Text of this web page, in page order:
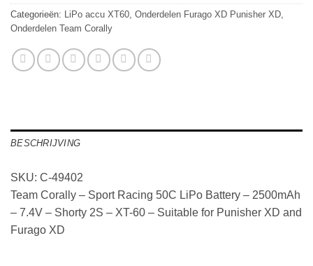
Categorieën: LiPo accu XT60, Onderdelen Furago XD Punisher XD,
Onderdelen Team Corally
BESCHRIJVING
SKU: C-49402
Team Corally – Sport Racing 50C LiPo Battery – 2500mAh
– 7.4V – Shorty 2S – XT-60 – Suitable for Punisher XD and
Furago XD